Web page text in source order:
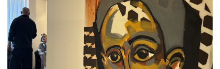
Read more